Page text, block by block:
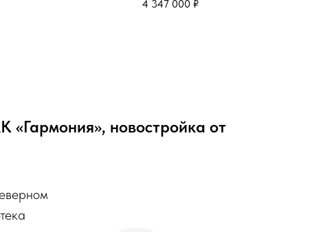
4 347 000 ₽
новостройка от